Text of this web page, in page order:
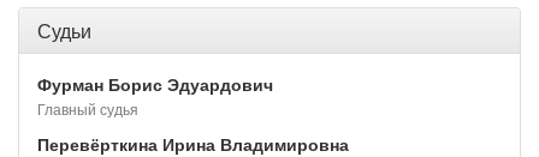
Судьи
Фурман Борис Эдуардович
Главный судья
Перевёрткина Ирина Владимировна